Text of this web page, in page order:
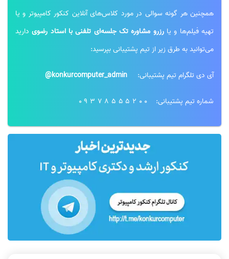
همچنین هر گونه سوالی در مورد کلاس‌های آنلاین کنکور کامپیوتر و یا
تهیه فیلم‌ها و یارزرو مشاوره تک جلسه‌ای تلفنی با استاد رضویدارید
می‌توانید به طرق زیر از تیم پشتیبانی بپرسید:
آی دی تلگرام تیم پشتیبانی: konkurcomputer_admin@
شماره تیم پشتیبانی: 09378555200